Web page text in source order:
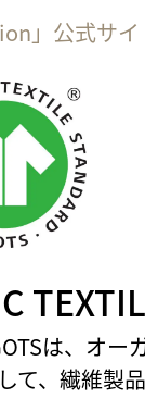
」公式サイ
は、オー
て、繊維製